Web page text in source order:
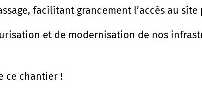
facilitant grandement l’accès au
et de modernisation de nos
ce chantier !